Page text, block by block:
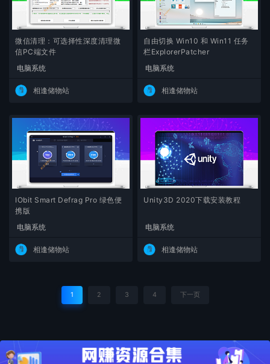
微信清理：可选择性深度清理微
信PC端文件
电脑系统
相逢储物站
自由切换 Win10 和 Win11 任务
栏ExplorerPatcher
电脑系统
相逢储物站
IObit Smart Defrag Pro 绿色便
携版
电脑系统
相逢储物站
Unity3D 2020下载安装教程
电脑系统
相逢储物站
1 2 3 4 下一页